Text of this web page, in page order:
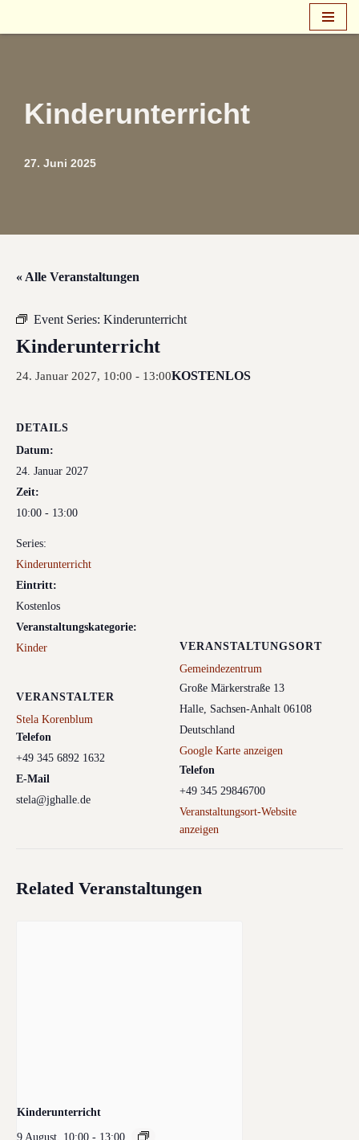
Kinderunterricht
27. Juni 2025
« Alle Veranstaltungen
Event Series: Kinderunterricht
Kinderunterricht
24. Januar 2027, 10:00 - 13:00KOSTENLOS
DETAILS
Datum:
24. Januar 2027
Zeit:
10:00 - 13:00
Series:
Kinderunterricht
Eintritt:
Kostenlos
Veranstaltungskategorie:
Kinder
VERANSTALTER
Stela Korenblum
Telefon
+49 345 6892 1632
E-Mail
stela@jghalle.de
VERANSTALTUNGSORT
Gemeindezentrum
Große Märkerstraße 13
Halle, Sachsen-Anhalt 06108
Deutschland
Google Karte anzeigen
Telefon
+49 345 29846700
Veranstaltungsort-Website
anzeigen
Related Veranstaltungen
Kinderunterricht
9 August, 10:00 - 13:00